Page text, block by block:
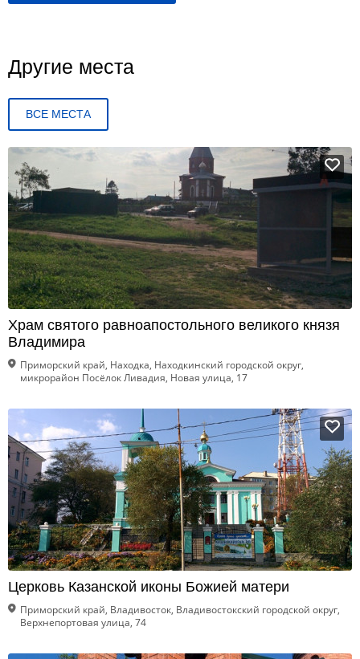
Другие места
ВСЕ МЕСТА
Храм святого равноапостольного великого князя
Владимира
Приморский край, Находка, Находкинский городской округ,
микрорайон Посёлок Ливадия, Новая улица, 17
Церковь Казанской иконы Божией матери
Приморский край, Владивосток, Владивостокский городской округ,
Верхнепортовая улица, 74